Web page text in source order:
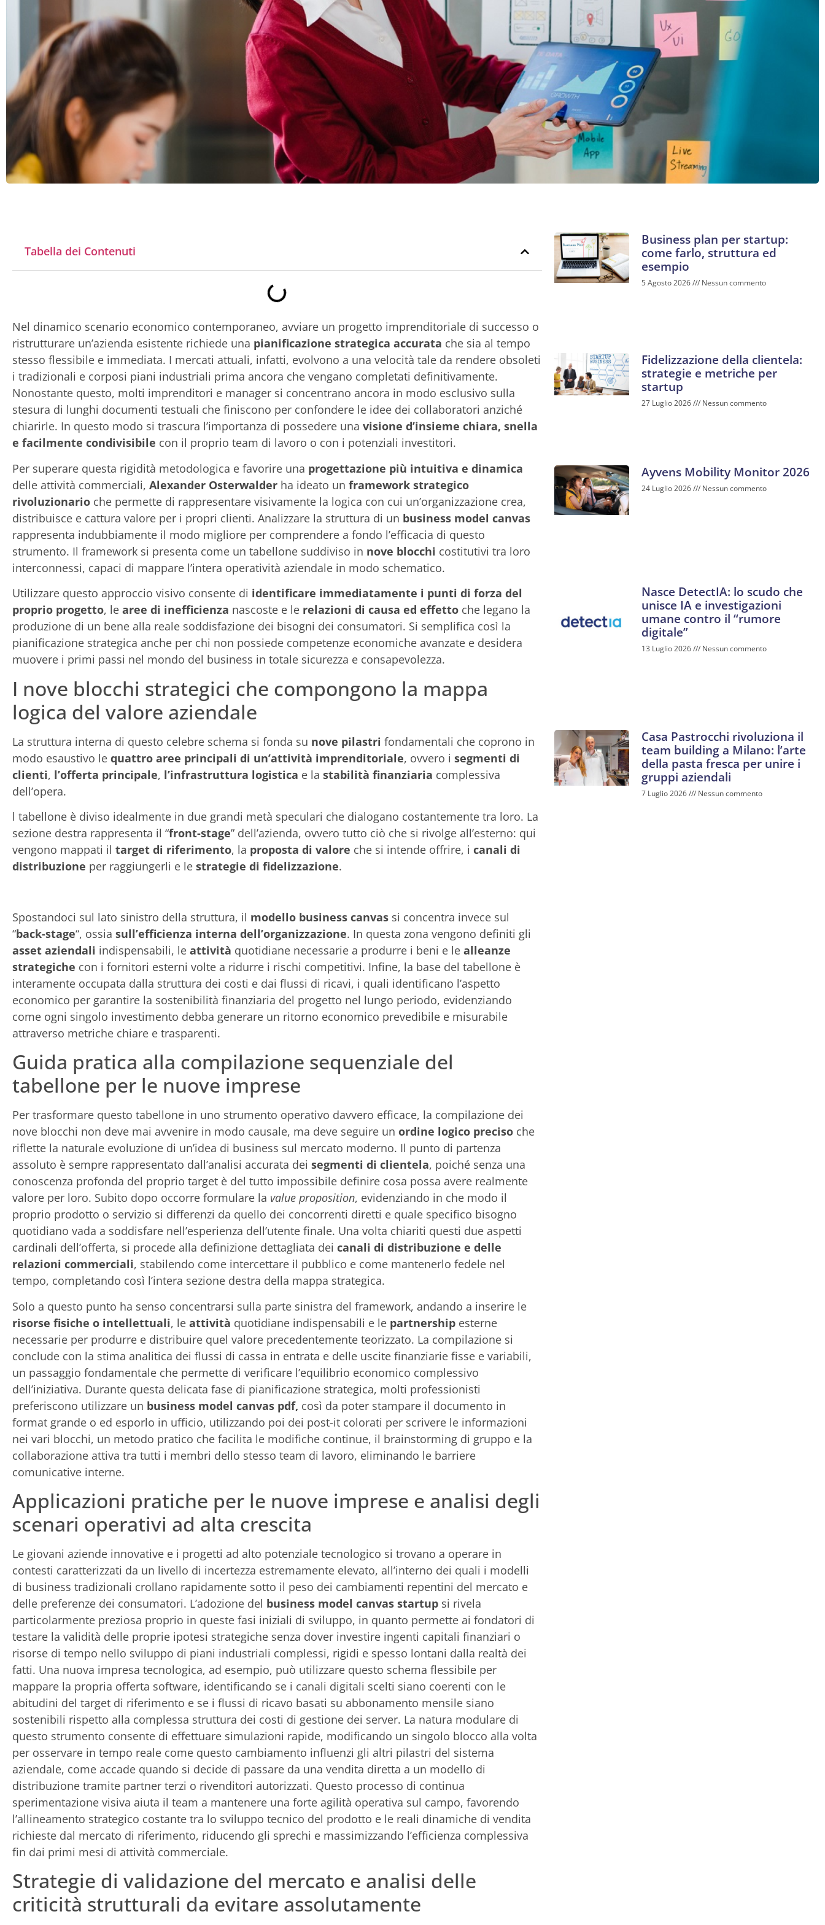
Tabella dei Contenuti
Nel dinamico scenario economico contemporaneo, avviare un progetto imprenditoriale di successo o
ristrutturare un’azienda esistente richiede una pianificazione strategica accurata che sia al tempo
stesso flessibile e immediata. I mercati attuali, infatti, evolvono a una velocità tale da rendere obsoleti
i tradizionali e corposi piani industriali prima ancora che vengano completati definitivamente.
Nonostante questo, molti imprenditori e manager si concentrano ancora in modo esclusivo sulla
stesura di lunghi documenti testuali che finiscono per confondere le idee dei collaboratori anziché
chiarirle. In questo modo si trascura l’importanza di possedere una visione d’insieme chiara, snella
e facilmente condivisibile con il proprio team di lavoro o con i potenziali investitori.
Per superare questa rigidità metodologica e favorire una progettazione più intuitiva e dinamica
delle attività commerciali, Alexander Osterwalder ha ideato un framework strategico
rivoluzionario che permette di rappresentare visivamente la logica con cui un’organizzazione crea,
distribuisce e cattura valore per i propri clienti. Analizzare la struttura di un business model canvas
rappresenta indubbiamente il modo migliore per comprendere a fondo l’efficacia di questo
strumento. Il framework si presenta come un tabellone suddiviso in nove blocchi costitutivi tra loro
interconnessi, capaci di mappare l’intera operatività aziendale in modo schematico.
Utilizzare questo approccio visivo consente di identificare immediatamente i punti di forza del
proprio progetto, le aree di inefficienza nascoste e le relazioni di causa ed effetto che legano la
produzione di un bene alla reale soddisfazione dei bisogni dei consumatori. Si semplifica così la
pianificazione strategica anche per chi non possiede competenze economiche avanzate e desidera
muovere i primi passi nel mondo del business in totale sicurezza e consapevolezza.
I nove blocchi strategici che compongono la mappa
logica del valore aziendale
La struttura interna di questo celebre schema si fonda su nove pilastri fondamentali che coprono in
modo esaustivo le quattro aree principali di un’attività imprenditoriale, ovvero i segmenti di
clienti, l’offerta principale, l’infrastruttura logistica e la stabilità finanziaria complessiva
dell’opera.
l tabellone è diviso idealmente in due grandi metà speculari che dialogano costantemente tra loro. La
sezione destra rappresenta il “front-stage” dell’azienda, ovvero tutto ciò che si rivolge all’esterno: qui
vengono mappati il target di riferimento, la proposta di valore che si intende offrire, i canali di
distribuzione per raggiungerli e le strategie di fidelizzazione.
Spostandoci sul lato sinistro della struttura, il modello business canvas si concentra invece sul
“back-stage“, ossia sull’efficienza interna dell’organizzazione. In questa zona vengono definiti gli
asset aziendali indispensabili, le attività quotidiane necessarie a produrre i beni e le alleanze
strategiche con i fornitori esterni volte a ridurre i rischi competitivi. Infine, la base del tabellone è
interamente occupata dalla struttura dei costi e dai flussi di ricavi, i quali identificano l’aspetto
economico per garantire la sostenibilità finanziaria del progetto nel lungo periodo, evidenziando
come ogni singolo investimento debba generare un ritorno economico prevedibile e misurabile
attraverso metriche chiare e trasparenti.
Guida pratica alla compilazione sequenziale del
tabellone per le nuove imprese
Per trasformare questo tabellone in uno strumento operativo davvero efficace, la compilazione dei
nove blocchi non deve mai avvenire in modo causale, ma deve seguire un ordine logico preciso che
riflette la naturale evoluzione di un’idea di business sul mercato moderno. Il punto di partenza
assoluto è sempre rappresentato dall’analisi accurata dei segmenti di clientela, poiché senza una
conoscenza profonda del proprio target è del tutto impossibile definire cosa possa avere realmente
valore per loro. Subito dopo occorre formulare la value proposition, evidenziando in che modo il
proprio prodotto o servizio si differenzi da quello dei concorrenti diretti e quale specifico bisogno
quotidiano vada a soddisfare nell’esperienza dell’utente finale. Una volta chiariti questi due aspetti
cardinali dell’offerta, si procede alla definizione dettagliata dei canali di distribuzione e delle
relazioni commerciali, stabilendo come intercettare il pubblico e come mantenerlo fedele nel
tempo, completando così l’intera sezione destra della mappa strategica.
Solo a questo punto ha senso concentrarsi sulla parte sinistra del framework, andando a inserire le
risorse fisiche o intellettuali, le attività quotidiane indispensabili e le partnership esterne
necessarie per produrre e distribuire quel valore precedentemente teorizzato. La compilazione si
conclude con la stima analitica dei flussi di cassa in entrata e delle uscite finanziarie fisse e variabili,
un passaggio fondamentale che permette di verificare l’equilibrio economico complessivo
dell’iniziativa. Durante questa delicata fase di pianificazione strategica, molti professionisti
preferiscono utilizzare un business model canvas pdf, così da poter stampare il documento in
format grande o ed esporlo in ufficio, utilizzando poi dei post-it colorati per scrivere le informazioni
nei vari blocchi, un metodo pratico che facilita le modifiche continue, il brainstorming di gruppo e la
collaborazione attiva tra tutti i membri dello stesso team di lavoro, eliminando le barriere
comunicative interne.
Applicazioni pratiche per le nuove imprese e analisi degli
scenari operativi ad alta crescita
Le giovani aziende innovative e i progetti ad alto potenziale tecnologico si trovano a operare in
contesti caratterizzati da un livello di incertezza estremamente elevato, all’interno dei quali i modelli
di business tradizionali crollano rapidamente sotto il peso dei cambiamenti repentini del mercato e
delle preferenze dei consumatori. L’adozione del business model canvas startup si rivela
particolarmente preziosa proprio in queste fasi iniziali di sviluppo, in quanto permette ai fondatori di
testare la validità delle proprie ipotesi strategiche senza dover investire ingenti capitali finanziari o
risorse di tempo nello sviluppo di piani industriali complessi, rigidi e spesso lontani dalla realtà dei
fatti. Una nuova impresa tecnologica, ad esempio, può utilizzare questo schema flessibile per
mappare la propria offerta software, identificando se i canali digitali scelti siano coerenti con le
abitudini del target di riferimento e se i flussi di ricavo basati su abbonamento mensile siano
sostenibili rispetto alla complessa struttura dei costi di gestione dei server. La natura modulare di
questo strumento consente di effettuare simulazioni rapide, modificando un singolo blocco alla volta
per osservare in tempo reale come questo cambiamento influenzi gli altri pilastri del sistema
aziendale, come accade quando si decide di passare da una vendita diretta a un modello di
distribuzione tramite partner terzi o rivenditori autorizzati. Questo processo di continua
sperimentazione visiva aiuta il team a mantenere una forte agilità operativa sul campo, favorendo
l’allineamento strategico costante tra lo sviluppo tecnico del prodotto e le reali dinamiche di vendita
richieste dal mercato di riferimento, riducendo gli sprechi e massimizzando l’efficienza complessiva
fin dai primi mesi di attività commerciale.
Strategie di validazione del mercato e analisi delle
criticità strutturali da evitare assolutamente
Business plan per startup:
come farlo, struttura ed
esempio
5 Agosto 2026 Nessun commento
Fidelizzazione della clientela:
strategie e metriche per
startup
27 Luglio 2026 Nessun commento
Ayvens Mobility Monitor 2026
24 Luglio 2026 Nessun commento
Nasce DetectIA: lo scudo che
unisce IA e investigazioni
umane contro il “rumore
digitale”
13 Luglio 2026 Nessun commento
Casa Pastrocchi rivoluziona il
team building a Milano: l’arte
della pasta fresca per unire i
gruppi aziendali
7 Luglio 2026 Nessun commento